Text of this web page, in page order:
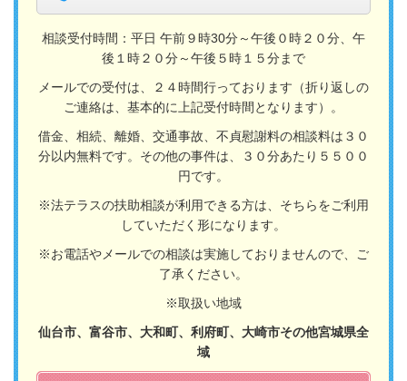
相談受付時間：平日 午前９時30分～午後０時２０分、午
後１時２０分～午後５時１５分まで
メールでの受付は、２４時間行っております（折り返しの
ご連絡は、基本的に上記受付時間となります）。
借金、相続、離婚、交通事故、不貞慰謝料の相談料は３０
分以内無料です。その他の事件は、３０分あたり５５００
円です。
※法テラスの扶助相談が利用できる方は、そちらをご利用
していただく形になります。
※お電話やメールでの相談は実施しておりませんので、ご
了承ください。
※取扱い地域
仙台市、富谷市、大和町、利府町、大崎市その他宮城県全
域